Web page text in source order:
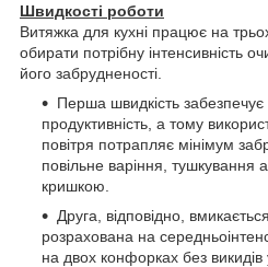
Швидкості роботи
Витяжка для кухні працює на
обирати потрібну інтенсивність
його забрудненості.
Перша швидкість
продуктивність, а тому
повітря потрапляє мінімум
повільне варіння, тушкування
кришкою.
Друга, відповідно,
розрахована на
на двох конфорках без викидів